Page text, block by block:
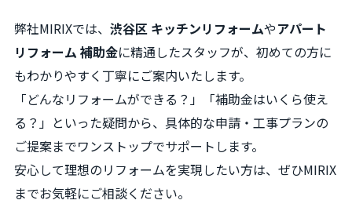
弊社MIRIXでは、 渋谷区 キッチンリフォームやアパート
リフォーム 補助金に精通したスタッフが、初めての方に
もわかりやすく丁寧にご案内いたします。
「どんなリフォームができる？」「補助金はいくら使え
る？」といった疑問から、具体的な申請・工事プランの
ご提案までワンストップでサポートします。
安心して理想のリフォームを実現したい方は、ぜひMIRIX
までお気軽にご相談ください。